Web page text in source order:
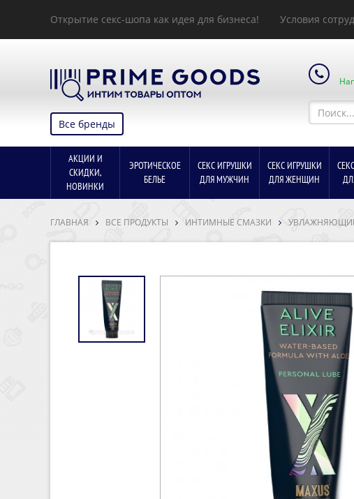
Открытие секс-шопа как идея для бизнеса! Условия
Все бренды
АКЦИИ И
СКИДКИ,
НОВИНКИ
ЭРОТИЧЕСКОЕ
БЕЛЬЕ
СЕКС ИГРУШКИ
ДЛЯ МУЖЧИН
СЕКС ИГРУШКИ
ДЛЯ ЖЕНЩИН
ГЛАВНАЯ ВСЕ ПРОДУКТЫ ИНТИМНЫЕ СМАЗКИ